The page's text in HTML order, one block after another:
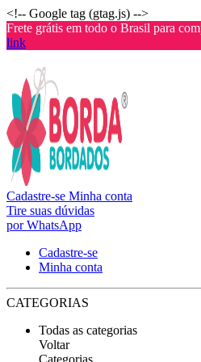
<!-- Google tag (gtag.js) -->
Frete grátis em todo o Brasil para
link
Cadastre-se Minha conta
Tire suas dúvidas
por WhatsApp
Cadastre-se
Minha conta
CATEGORIAS
Todas as categorias
Voltar
Categorias